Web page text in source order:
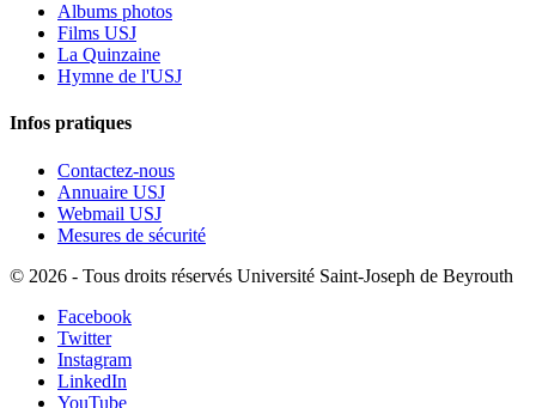
Albums photos
Films USJ
La Quinzaine
Hymne de l'USJ
Infos pratiques
Contactez-nous
Annuaire USJ
Webmail USJ
Mesures de sécurité
© 2026 - Tous droits réservés Université Saint-Joseph de Beyrouth
Facebook
Twitter
Instagram
LinkedIn
YouTube